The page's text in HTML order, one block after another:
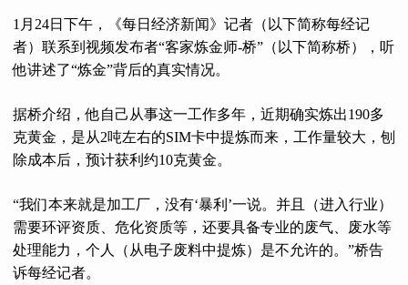
1月24日下午，《每日经济新闻》记者（以下简称每经记
者）联系到视频发布者“客家炼金师-桥”（以下简称桥），听
他讲述了“炼金”背后的真实情况。
据桥介绍，他自己从事这一工作多年，近期确实炼出190多
克黄金，是从2吨左右的SIM卡中提炼而来，工作量较大，刨
除成本后，预计获利约10克黄金。
“我们本来就是加工厂，没有‘暴利’一说。并且（进入行业）
需要环评资质、危化资质等，还要具备专业的废气、废水等
处理能力，个人（从电子废料中提炼）是不允许的。”桥告
诉每经记者。